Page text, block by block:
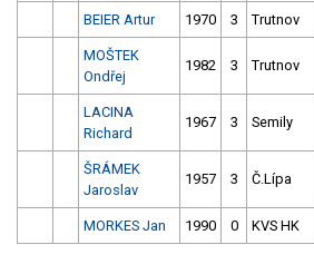
BEIER Artur 1970 3 Trutnov
MOŠTEK
Ondřej
1982 3 Trutnov
LACINA
Richard
1967 3 Semily
ŠRÁMEK
Jaroslav
1957 3 Č.Lípa
MORKES Jan 1990 0 KVS HK